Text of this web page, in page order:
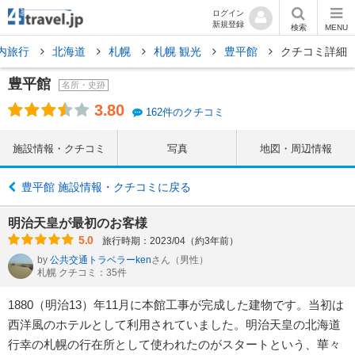
ログイン
新規登録
検索 MENU
旅行 北海道 札幌 札幌 観光 豊平館 クチコミ詳細
豊平館 名所・史跡
3.80 162件のクチコミ
施設情報・クチコミ 写真 地図・周辺情報
豊平館 施設情報・クチコミに戻る
明治天皇が最初のお客様
5.0
旅行時期：2023/04（約3年前）
by 公共交通トラベラーkenさん （男性）
札幌 クチコミ：35件
1880（明治13）年11月に本館工事が完成した建物です。当初は
西洋風のホテルとして利用されていました。明治天皇の北海道
行幸の札幌の行在所として使われたのがスタートという、華々